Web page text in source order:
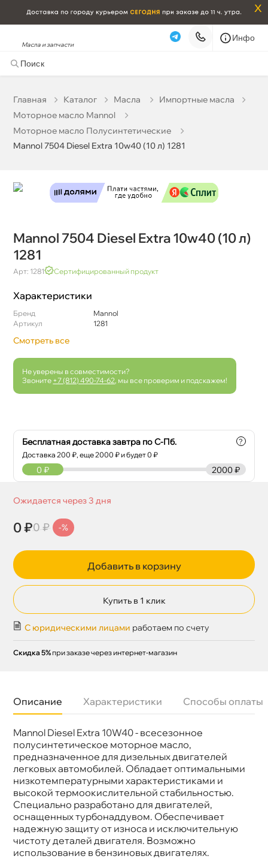
x
Масла и запчасти
Инфо
Главная Катало Масла
Импортные масла
Моторное масло Mannol
Моторное масло Полусинтетические
Mannol 7504 Diesel Extra 10w40 (10 л) 1281
Mannol 7504 Diesel Extra 10w40 (10 л)
1281
Арт: 1281 Сертифицированный продукт
Характеристики
Бренд
Mannol
Артикул
1281
Смотреть все
Не уверены в совместимости?
Звоните +7 (812) 490-74-62 , мы все проверим и подскажем!
Бесплатная доставка завтра по С-Пб.
Доставка200 ₽, еще2000 ₽ и будет 0 ₽
?
2000 ₽
0 ₽
Ожидается через 3 дня
0 ₽0 ₽ -%
Добавить в корзину
Купить в 1 клик
С юридическими лицами работаем по счету
Скидка 5% при заказе через интернет-магазин
Описание Характеристики Способы оплаты
Mannol Diesel Extra 10W40 - всесезонное
полусинтетическое моторное масло,
предназначенное для дизельных двигателей
легковых автомобилей. Обладает оптимальными
низкотемпературными характеристиками и
ысокой термоокислительной стабильностью.
Специально разработано для двигателей,
оснащенных турбонаддувом. Обеспечивает
надежную защиту от износа и исключительную
чистоту деталей двигателя. Возможно
использование в бензиновых двигателях.
Бренд
Mannol
Бесплатная Сегодня, 09.08 (при заказе от 2000₽)
Срочная за 2 ч – 399 ₽
Карта Список